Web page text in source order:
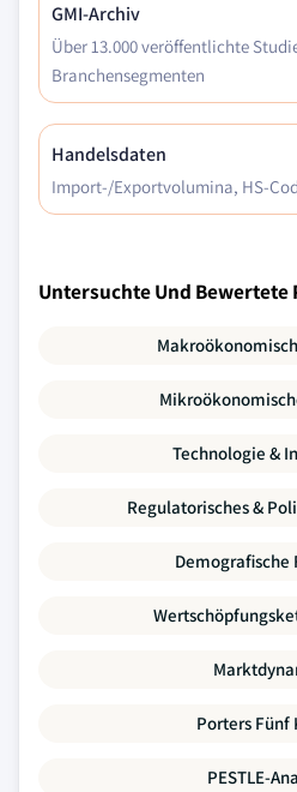
GMI-Archiv
Über 13.000 veröffentlichte
Branchensegmenten
Handelsdaten
Import-/Exportvolumina, HS-
Untersuchte Und Bewertete
Technologie &
Regulatorisches &
Demografische
Porters Fünf
PESTLE-